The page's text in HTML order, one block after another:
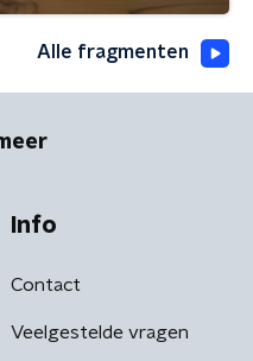
Alle fragmenten
Info
Contact
Veelgestelde vragen